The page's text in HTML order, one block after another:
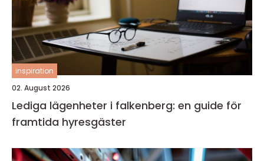
inspiration
02. August 2026
Lediga lägenheter i falkenberg: en guide för
framtida hyresgäster